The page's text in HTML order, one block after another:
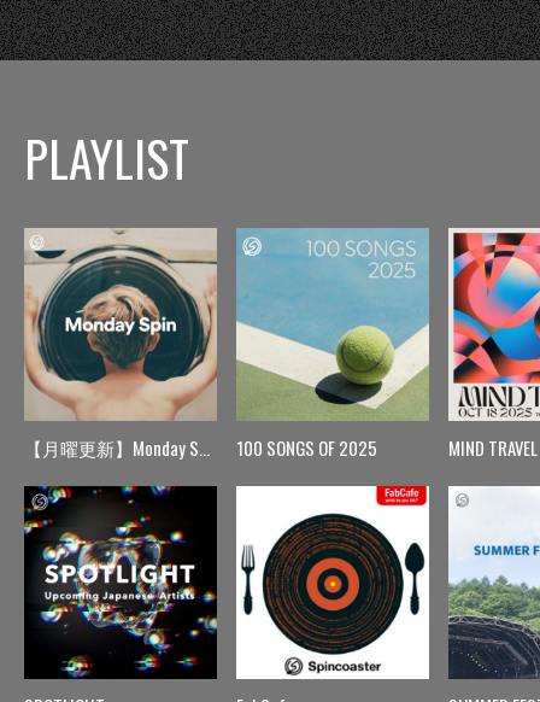
PLAYLIST
【月曜更新】Monday Spin 100 SONGS OF 2025 MIND TRAVEL